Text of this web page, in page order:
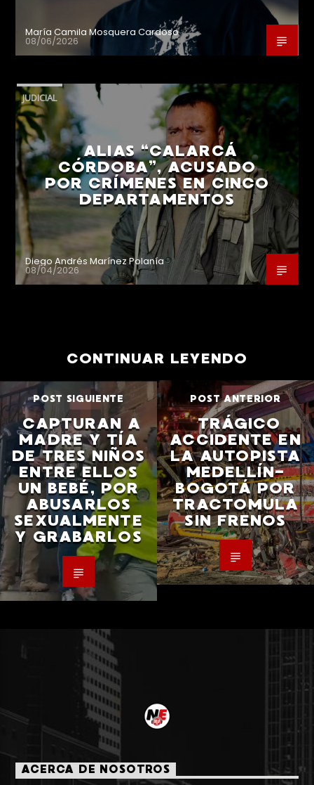
María Camila Mosquera Cardoso
08/06/2026
JUDICIAL
ALIAS “CALARCÁ
CÓRDOBA”, ACUSADO
POR CRÍMENES EN CINCO
DEPARTAMENTOS
Diego Andrés Marínez Polanía
08/04/2026
CONTINUAR LEYENDO
POST SIGUIENTE
CAPTURAN A
MADRE Y TÍA
DE TRES NIÑOS
ENTRE ELLOS
UN BEBÉ, POR
ABUSARLOS
SEXUALMENTE
Y GRABARLOS
POST ANTERIOR
TRÁGICO
ACCIDENTE EN
LA AUTOPISTA
MEDELLÍN-
BOGOTÁ POR
TRACTOMULA
SIN FRENOS
ACERCA DE NOSOTROS